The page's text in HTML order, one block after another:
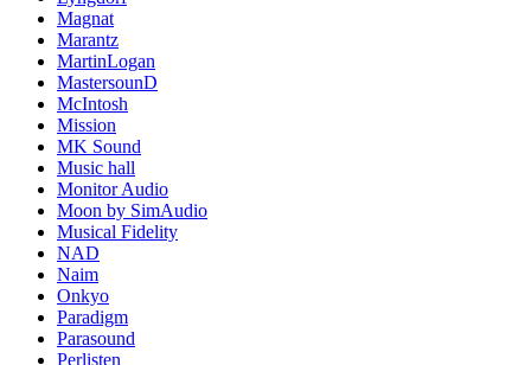
Magnat
Marantz
MartinLogan
MastersounD
McIntosh
Mission
MK Sound
Music hall
Monitor Audio
Moon by SimAudio
Musical Fidelity
NAD
Naim
Onkyo
Paradigm
Parasound
Perlisten